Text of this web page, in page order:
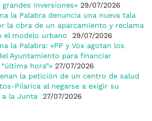
inversiones» 29/07/2026
la Palabra denuncia una nueva tala
la obra de un aparcamiento y reclama
el modelo urbano
29/07/2026
la Palabra: «PP y Vox agotan los
Ayuntamiento para financiar
hora”» 27/07/2026
la petición de un centro de salud
Pilarica al negarse a exigir su
la Junta
27/07/2026